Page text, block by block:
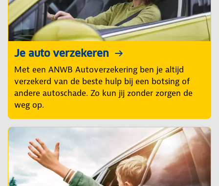
Je auto verzekeren
Met een ANWB Autoverzekering ben je altijd
verzekerd van de beste hulp bij een botsing of
andere autoschade. Zo kun jij zonder zorgen de
weg op.